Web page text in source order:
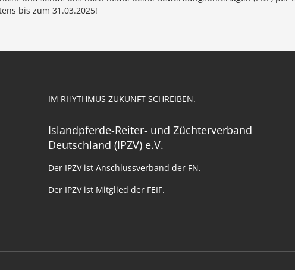
bis zum 31.03.2025!
IM RHYTHMUS ZUKUNFT SCHREIBEN.
Islandpferde-Reiter- und Züchterverband
Deutschland (IPZV) e.V.
Der IPZV ist Anschlussverband der FN.
Der IPZV ist Mitglied der FEIF.